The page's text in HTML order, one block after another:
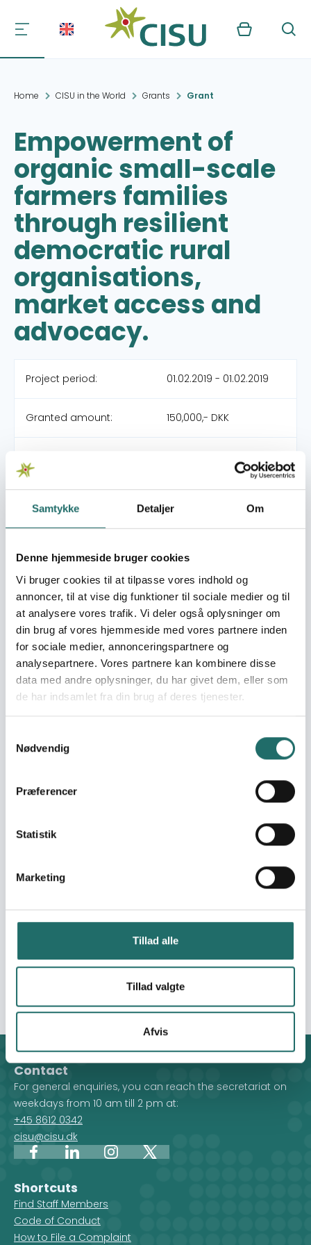
Samtykke Detaljer Om
Denne hjemmeside bruger cookies
Vi bruger cookies til at tilpasse vores indhold og
annoncer, til at vise dig funktioner til sociale medier og til
at analysere vores trafik. Vi deler også oplysninger om
din brug af vores hjemmeside med vores partnere inden
for sociale medier, annonceringspartnere og
analysepartnere. Vores partnere kan kombinere disse
data med andre oplysninger, du har givet dem, eller som
de har indsamlet fra din brug af deres tjenester.
Nødvendig
Præferencer
Statistik
Marketing
Tillad alle
Tillad valgte
Afvis
Kurv Søg
Home CISU in the World Grants Grant
Empowerment of
organic small-scale
farmers families
through resilient
democratic rural
organisations,
market access and
advocacy.
Project period: 01.02.2019 - 01.02.2019
Granted amount: 150,000,- DKK
Landsforening
Pool: Civilsamfundspuljen
Grant type: PROGRAM (RevApp)
World goals:
Goal 1: No Poverty
Goal 2: Zero Hunger
Goal 3: Good Health
and Well-being
Goal 4: Quality
Education
Goal 5: Gender Equality
Goal 6: Clean Water
and Sanitation
and Economic Growth
Goal 11: Sustainable
Goal 12: Responsible
Goal 13: Climate Action
Goal 15: Life on Land
Goal 16: Peace, Justice
and Strong Institutions
Goal 17: Partnerships for
the Goals
Contact
For general enquiries, you can reach the secretariat on
weekdays from 10 am till 2 pm at:
+45 8612 0342
cisu@cisu.dk
FacebookLinkedInInstagram
X
Shortcuts
Find Staff Members
Code of Conduct
How to File a Complaint